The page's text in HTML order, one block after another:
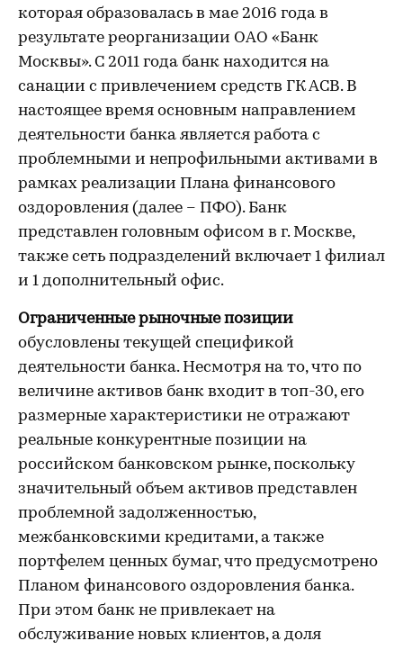
которая образовалась в мае 2016 года в
результате реорганизации ОАО «Банк
Москвы». С 2011 года банк находится на
санации с привлечением средств ГК АСВ. В
настоящее время основным направлением
деятельности банка является работа с
проблемными и непрофильными активами в
рамках реализации Плана финансового
оздоровления (далее – ПФО). Банк
представлен головным офисом в г. Москве,
также сеть подразделений включает 1 филиал
и 1 дополнительный офис.
Ограниченные рыночные позиции
обусловлены текущей спецификой
деятельности банка. Несмотря на то, что по
величине активов банк входит в топ-30, его
размерные характеристики не отражают
реальные конкурентные позиции на
российском банковском рынке, поскольку
значительный объем активов представлен
проблемной задолженностью,
межбанковскими кредитами, а также
портфелем ценных бумаг, что предусмотрено
Планом финансового оздоровления банка.
При этом банк не привлекает на
обслуживание новых клиентов, а доля